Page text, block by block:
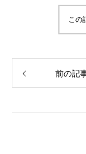
この
前の記